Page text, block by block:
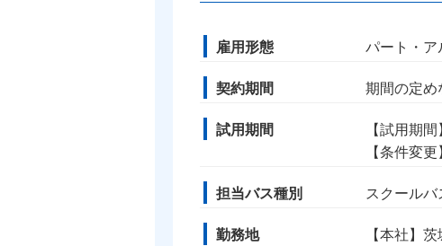
雇用形態
パート・ア
契約期間
期間の定め
試用期間
【試用期
【条件変
担当バス種別
スクール
勤務地
【本社】